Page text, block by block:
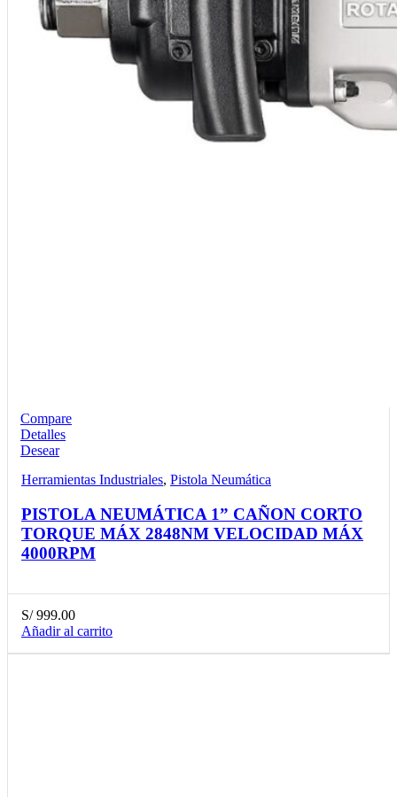
Compare
Detalles
Desear
Herramientas Industriales, Pistola Neumática
PISTOLA NEUMÁTICA 1” CAÑON CORTO
TORQUE MÁX 2848NM VELOCIDAD MÁX
4000RPM
S/999.00
Añadir al carrito